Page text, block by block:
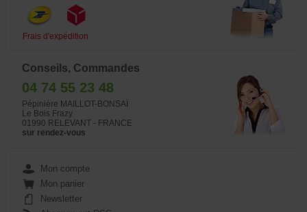
Frais d'expédition
Conseils, Commandes
04 74 55 23 48
Pépinière MAILLOT-BONSAÏ
Le Bois Frazy
01990 RELEVANT - FRANCE
sur rendez-vous
Mon compte
Mon panier
Newsletter